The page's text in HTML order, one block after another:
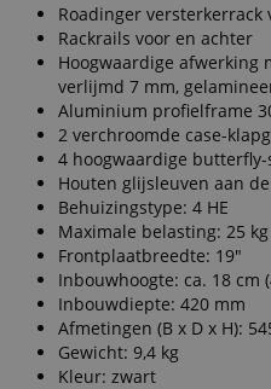
Roadinger
Rackrails voor en achter
Hoogwaardige afwerking
verlijmd 7 mm,
Aluminium profielframe
2 verchroomde case-
4 hoogwaardige
Houten glijsleuven aan
Behuizingstype: 4 HE
Maximale belasting: 25 kg
Frontplaatbreedte: 19"
Inbouwhoogte: ca. 18 cm
Inbouwdiepte: 420 mm
Afmetingen (B x D x H):
Gewicht: 9,4 kg
Kleur: zwart